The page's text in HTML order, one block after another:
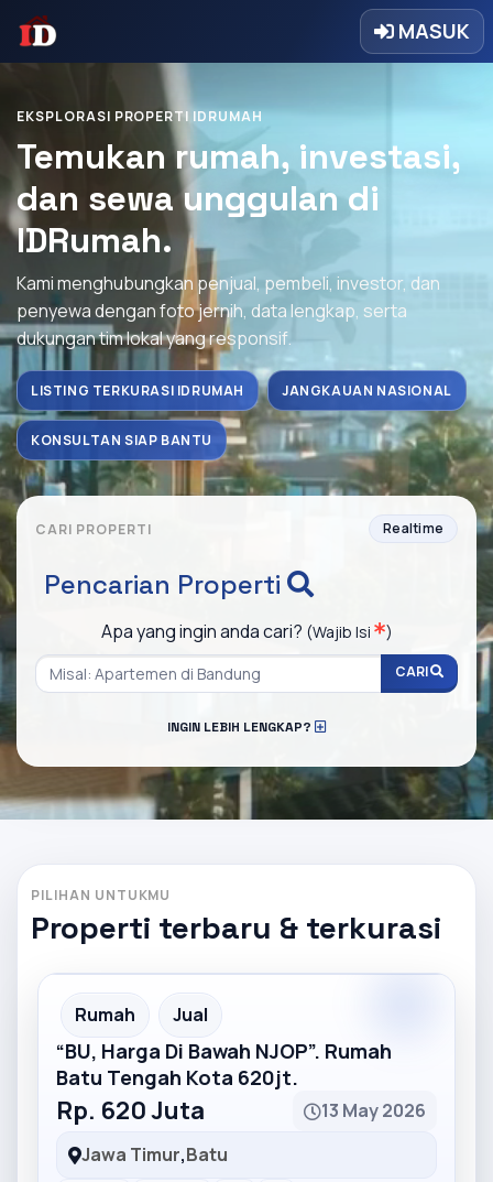
MASUK
EKSPLORASI PROPERTI IDRUMAH
Temukan rumah, investasi,
dan sewa unggulan di
IDRumah.
Kami menghubungkan penjual, pembeli, investor, dan
penyewa dengan foto jernih, data lengkap, serta
dukungan tim lokal yang responsif.
LISTING TERKURASI IDRUMAH JANGKAUAN NASIONAL
KONSULTAN SIAP BANTU
CARI PROPERTI Realtime
Pencarian Properti
Apa yang ingin anda cari? (Wajib Isi )
CARI
INGIN LEBIH LENGKAP?
PILIHAN UNTUKMU
Properti terbaru & terkurasi
Partner Ad
Rumah Jual
“BU, Harga Di Bawah NJOP”. Rumah
Batu Tengah Kota 620jt.
Rp. 620 Juta
13 May 2026
Jawa Timur,Batu